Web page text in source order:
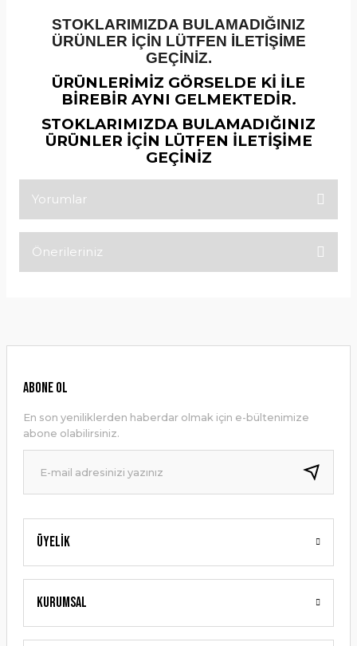
STOKLARIMIZDA BULAMADIĞINIZ
ÜRÜNLER İÇİN LÜTFEN İLETİŞİME
GEÇİNİZ.
ÜRÜNLERİMİZ GÖRSELDE Kİ İLE
BİREBİR AYNI GELMEKTEDİR.
STOKLARIMIZDA BULAMADIĞINIZ
ÜRÜNLER İÇİN LÜTFEN İLETİŞİME
GEÇİNİZ
Yorumlar
Önerileriniz
Ürün resmi kalitesiz, bozuk veya görüntülenemiyor.
Ürün bilgilerinde hatalar bulunuyor.
Ürün fiyatı diğer sitelerden daha pahalı.
Bu ürüne benzer farklı alternatifler olmalı.
Gönder
Üyelik
Kurumsal
ABONE OL
En son yeniliklerden haberdar olmak için e-bültenimize
abone olabilirsiniz.